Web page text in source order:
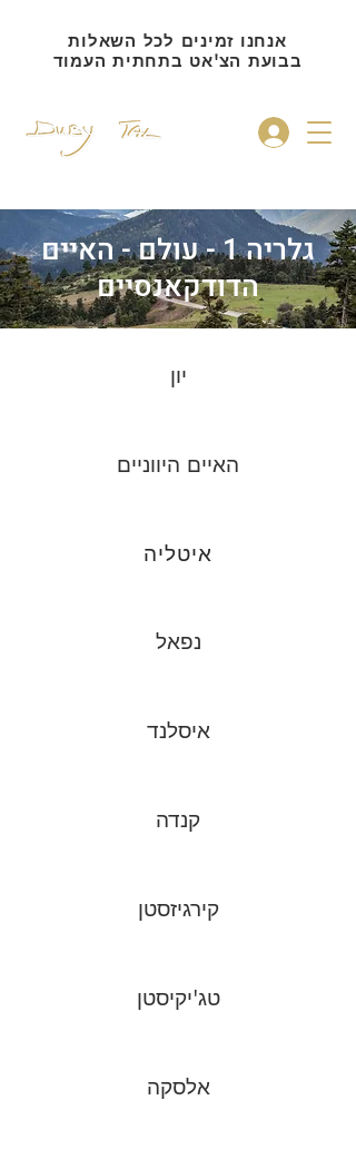
אנחנו זמינים לכל השאלות
בבועת הצ'אט בתחתית העמוד
גלריה 1 - עולם - האיים
הדודקאנסיים
יון
האיים היווניים
איטליה
נפאל
איסלנד
קנדה
קירגיזסטן
טג'יקיסטן
אלסקה